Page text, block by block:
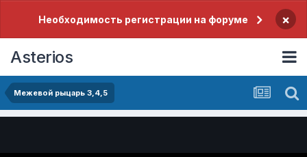
Необходимость регистрации на форуме ×
Asterios
Межевой рыцарь 3,4,5